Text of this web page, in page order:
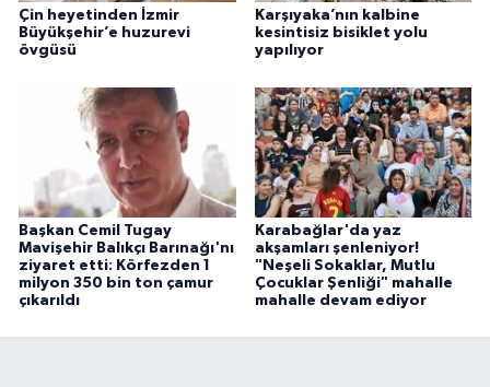
Çin heyetinden İzmir
Büyükşehir’e huzurevi
övgüsü
Karşıyaka’nın kalbine
kesintisiz bisiklet yolu
yapılıyor
Başkan Cemil Tugay
Mavişehir Balıkçı Barınağı'nı
ziyaret etti: Körfezden 1
milyon 350 bin ton çamur
çıkarıldı
Karabağlar'da yaz
akşamları şenleniyor!
"Neşeli Sokaklar, Mutlu
Çocuklar Şenliği" mahalle
mahalle devam ediyor